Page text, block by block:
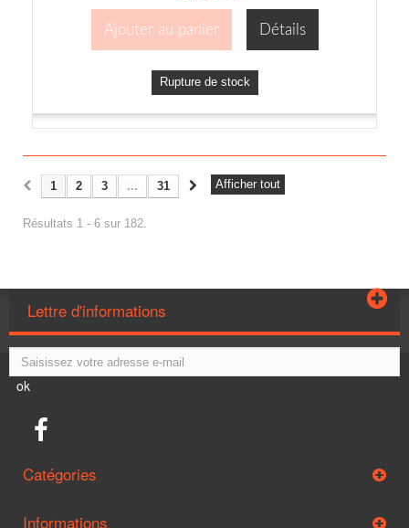
Ajouter au panier Détails
Rupture de stock
Afficher tout
1 2 3 ... 31
Résultats 1 - 6 sur 182.
Lettre d'informations
ok
Catégories
Informations